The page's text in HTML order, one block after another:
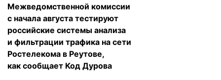
Межведомственной комиссии
с начала августа тестируют
российские системы анализа
и фильтрации трафика на сети
Ростелекома в Реутове,
как сообщает Код Дурова